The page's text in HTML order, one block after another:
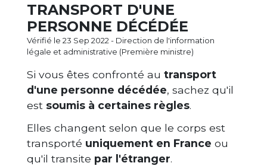
TRANSPORT D'UNE
PERSONNE DÉCÉDÉE
Vérifié le 23 Sep 2022 - Direction de l'information
légale et administrative (Première ministre)
Si vous êtes confronté au transport
d'une personne décédée, sachez qu'il
est soumis à certaines règles.
Elles changent selon que le corps est
transporté uniquement en France ou
qu'il transite par l'étranger.